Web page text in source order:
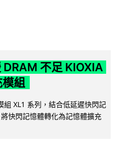
不足 KIOXIA
組
XL1 系列，結合低延遲快閃記
快閃記憶體轉化為記憶體擴充